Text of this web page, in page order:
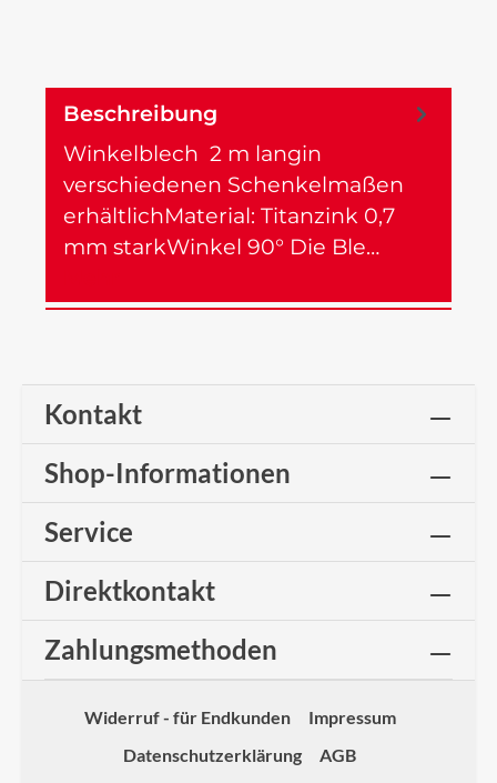
Beschreibung
Winkelblech 2 m langin
verschiedenen Schenkelmaßen
erhältlichMaterial: Titanzink 0,7
mm starkWinkel 90° Die Ble…
Kontakt
Shop-Informationen
Service
Direktkontakt
Zahlungsmethoden
Widerruf - für Endkunden
Impressum
Datenschutzerklärung
AGB